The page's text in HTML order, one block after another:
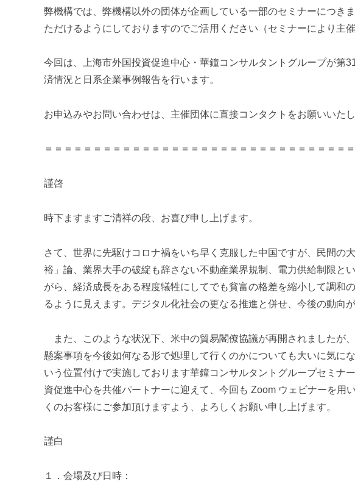
a
m
弊機構では、弊機構以外の団体が企画している一部のセミナーにつき
ただけるようにしておりますのでご活用ください（セミナーにより主
今回は、上海市外国投資促進中心・華鐘コンサルタントグループが第
済情況と日系企業事例報告を行います。
お申込みやお問い合わせは、主催団体に直接コンタクトをお願いいたし
＝＝＝＝＝＝＝＝＝＝＝＝＝＝＝＝＝＝＝＝＝＝＝＝＝＝＝＝＝＝＝
謹啓
時下ますますご清祥の段、お喜び申し上げます。
さて、 世界に先駆けコロナ禍をいち早く克服した中国ですが、民間の
裕」論、業界大手の破綻も辞さない不動産業界規制、電力供給制限と
がら、経済成長をある程度犠牲にしてでも貧富の格差を縮小して調和
るように見えます。デジタル化社会の更なる推進と併せ、今後の動向が
また、このような状況下、米中の貿易閣僚協議が再開されましたが
懸案事項を今後如何なる形で処理して行くのかについても大いに気にな
いう位置付けで実施しております華鐘コンサルタント グループセミナ
資促進中心を共催パート ナーに迎えて、今回も Zoom ウェビナーを用
くのお客様にご参加頂けますよう、よろしくお願い申し上げます。
謹白
１．会場及び日時：